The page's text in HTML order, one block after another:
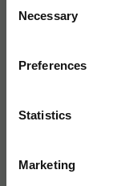
Selection
Necessary
Preferences
Statistics
Marketing